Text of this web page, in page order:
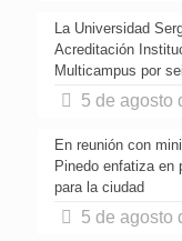
La Universidad
Acreditación
Multicampus por
5 de agosto
En reunión con
Pinedo enfatiza en
para la ciudad
5 de agosto